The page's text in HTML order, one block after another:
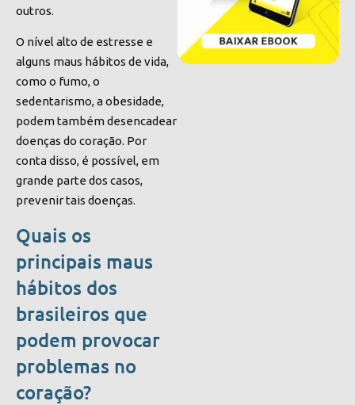
outros.
O nível alto de estresse e
alguns maus hábitos de vida,
como o fumo, o
sedentarismo, a obesidade,
podem também desencadear
doenças do coração. Por
conta disso, é possível, em
grande parte dos casos,
prevenir tais doenças.
Quais os
principais maus
hábitos dos
brasileiros que
podem provocar
problemas no
coração?